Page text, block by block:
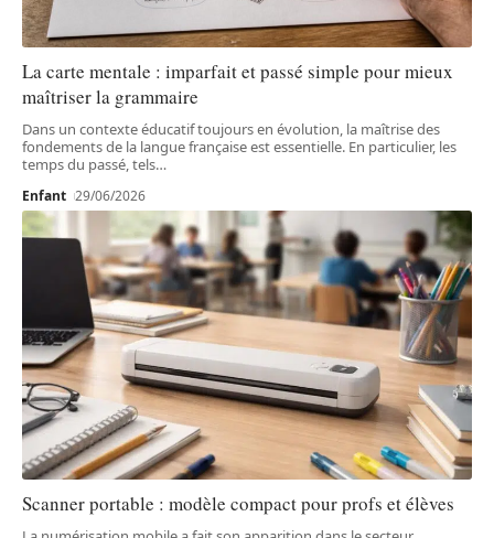
La carte mentale : imparfait et passé simple pour mieux
maîtriser la grammaire
Dans un contexte éducatif toujours en évolution, la maîtrise des
fondements de la langue française est essentielle. En particulier, les
temps du passé, tels…
Enfant 29/06/2026
Scanner portable : modèle compact pour profs et élèves